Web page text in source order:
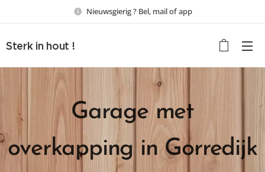
Nieuwsgierig ? Bel, mail of app
Sterk in hout !
Garage met
overkapping in Gorredijk